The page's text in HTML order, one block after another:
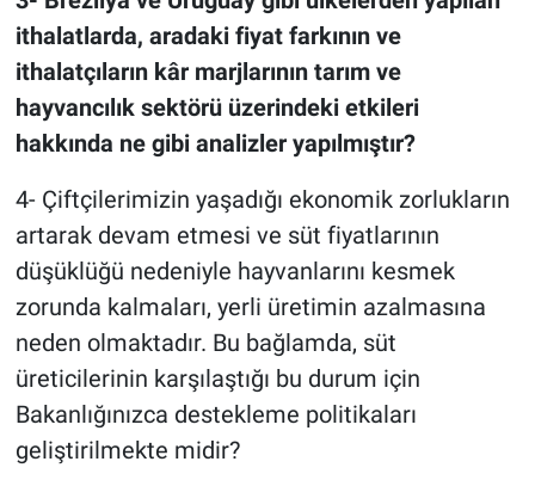
ithalatlarda, aradaki fiyat farkının ve
ithalatçıların kâr marjlarının tarım ve
hayvancılık sektörü üzerindeki etkileri
hakkında ne gibi analizler yapılmıştır?
4- Çiftçilerimizin yaşadığı ekonomik zorlukların
artarak devam etmesi ve süt fiyatlarının
düşüklüğü nedeniyle hayvanlarını kesmek
zorunda kalmaları, yerli üretimin azalmasına
neden olmaktadır. Bu bağlamda, süt
üreticilerinin karşılaştığı bu durum için
Bakanlığınızca destekleme politikaları
geliştirilmekte midir?